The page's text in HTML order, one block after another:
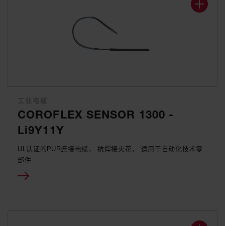
COROFLEX SENSOR 1300 -
Li9Y11Y
UL认证的PUR连接电缆， 抗焊接火花， 适用于自动化技术零
部件